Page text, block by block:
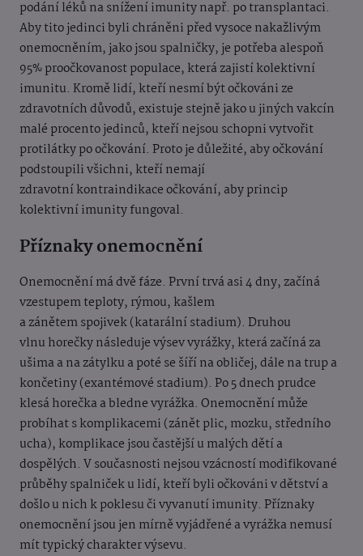
podání léků na snížení imunity např. po transplantaci.
Aby tito jedinci byli chráněni před vysoce nakažlivým
onemocněním, jako jsou spalničky, je potřeba alespoň
95% proočkovanost populace, která zajistí kolektivní
imunitu. Kromě lidí, kteří nesmí být očkováni ze
zdravotních důvodů, existuje stejně jako u jiných vakcín
malé procento jedinců, kteří nejsou schopni vytvořit
protilátky po očkování. Proto je důležité, aby očkování
podstoupili všichni, kteří nemají
zdravotní kontraindikace očkování, aby princip
kolektivní imunity fungoval.
Příznaky onemocnění
Onemocnění má dvě fáze. První trvá asi 4 dny, začíná
vzestupem teploty, rýmou, kašlem
a zánětem spojivek (katarální stadium). Druhou
vlnu horečky následuje výsev vyrážky, která začíná za
ušima a na zátylku a poté se šíří na obličej, dále na trup a
končetiny (exantémové stadium). Po 5 dnech prudce
klesá horečka a bledne vyrážka. Onemocnění může
probíhat s komplikacemi (zánět plic, mozku, středního
ucha), komplikace jsou častější u malých dětí a
dospělých. V současnosti nejsou vzácností modifikované
průběhy spalniček u lidí, kteří byli očkováni v dětství a
došlo u nich k poklesu či vyvanutí imunity. Příznaky
onemocnění jsou jen mírně vyjádřené a vyrážka nemusí
mít typický charakter výsevu.